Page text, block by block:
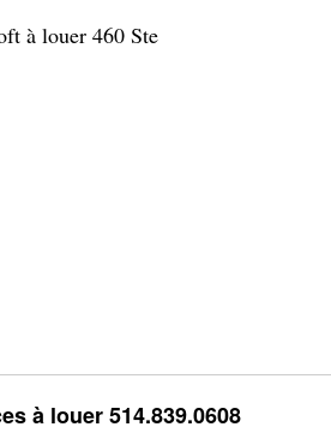
à louer 460 Ste
à louer 514.839.0608